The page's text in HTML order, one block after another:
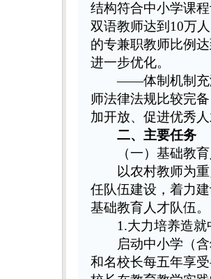
结构符合中小学课
双语教师达到10万
的专兼职教师比例
进一步优化。
——体制机制充
师法律法规比较完
加开放、促进优秀
二、主要任务
（一）基础教
以农村教师为重
任队伍建设，着力
基础教育人才队伍。
1.大力培养造
启动中小学（含
和名校长每五年享